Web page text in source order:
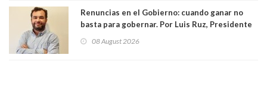
Renuncias en el Gobierno: cuando ganar no
basta para gobernar. Por Luis Ruz, Presidente
08 August 2026